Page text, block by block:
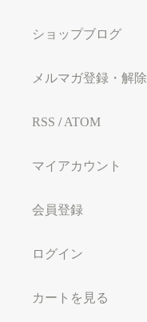
ショップブログ
メルマガ登録・解除
RSS /ATOM
マイアカウント
会員登録
ログイン
カートを見る